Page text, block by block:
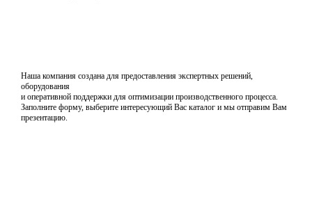
Наша компания создана для предоставления экспертных решений,
оборудования
и оперативной поддержки для оптимизации производственного процесса.
Заполните форму, выберите интересующий Вас каталог и мы отправим Вам
презентацию.